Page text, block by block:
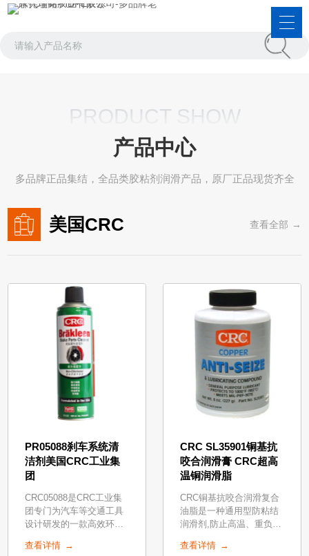
PRODUCT SHOW
产品中心
多品牌正品集结，全品类胶粘剂润滑产品，原厂正品现货齐全
美国CRC 查看全部
PR05088刹车系统清
洁剂美国CRC工业集
团
CRC05088是CRC工业集
团专门为汽车等交通工具
设计研发的一款高效环保
可以迅速去除金属表面上
查看详情
CRC SL35901铜基抗
咬合润滑膏 CRC超高
温铜润滑脂
CRC铜基抗咬合润滑复合
油脂是一种通用型防粘结
润滑剂,防止高温、重负
损和擦 伤。其独特配方使
查看详情